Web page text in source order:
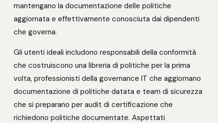
mantengano la documentazione delle politiche
aggiornata e effettivamente conosciuta dai dipendenti
che governa.
Gli utenti ideali includono responsabili della conformità
che costruiscono una libreria di politiche per la prima
volta, professionisti della governance IT che aggiornano
documentazione di politiche datata e team di sicurezza
che si preparano per audit di certificazione che
richiedono politiche documentate. Aspettati